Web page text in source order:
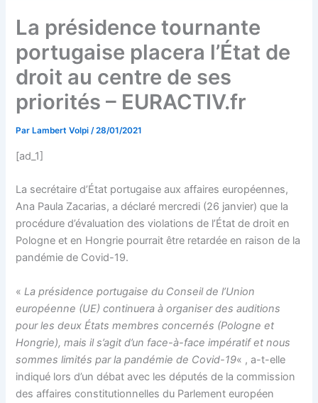
La présidence tournante
portugaise placera l’État de
droit au centre de ses
priorités – EURACTIV.fr
Par Lambert Volpi/28/01/2021
[ad_1]
La secrétaire d’État portugaise aux affaires européennes,
Ana Paula Zacarias, a déclaré mercredi (26 janvier) que la
procédure d’évaluation des violations de l’État de droit en
Pologne et en Hongrie pourrait être retardée en raison de la
pandémie de Covid-19.
«La présidence portugaise du Conseil de l’Union
européenne (UE) continuera à organiser des auditions
pour les deux États membres concernés (Pologne et
Hongrie), mais il s’agit d’un face-à-face impératif et nous
sommes limités par la pandémie de Covid-19« , a-t-elle
indiqué lors d’un débat avec les députés de la commission
des affaires constitutionnelles du Parlement européen